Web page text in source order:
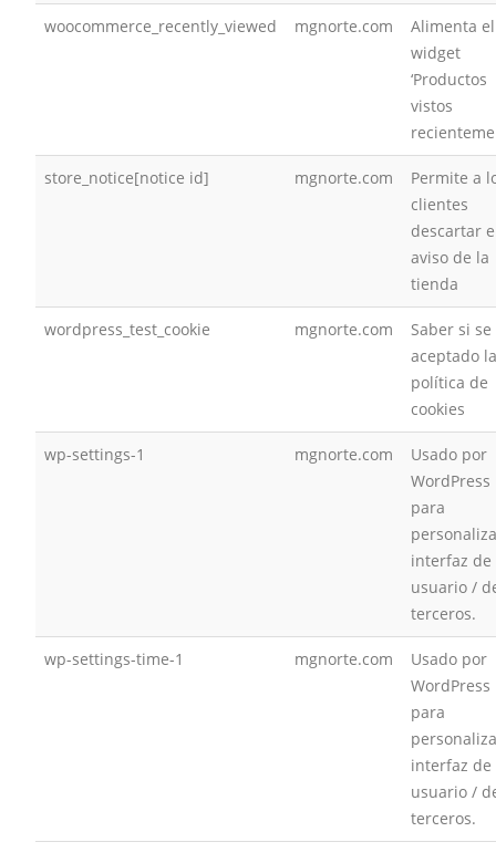
woocommerce_recently_viewed mgnorte.com
Alimenta el
widget
‘Productos
vistos
store_notice[notice id] mgnorte.com
Permite a
clientes
descartar
aviso de la
tienda
wordpress_test_cookie mgnorte.com
Saber si
aceptado la
política de
cookies
wp-settings-1 mgnorte.com
Usado por
WordPress
para
interfaz de
usuario /
terceros.
wp-settings-time-1 mgnorte.com
Usado por
WordPress
para
interfaz de
usuario /
terceros.